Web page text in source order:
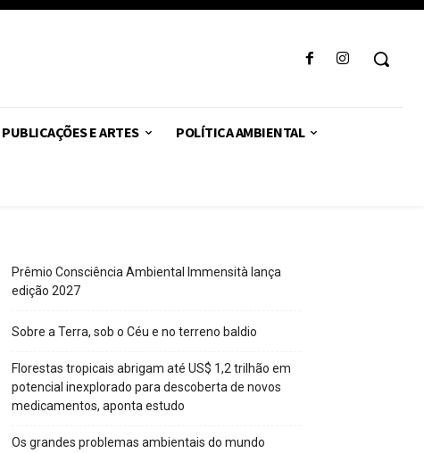
PUBLICAÇÕES E ARTES POLÍTICA AMBIENTAL
Prêmio Consciência Ambiental Immensità lança
edição 2027
Sobre a Terra, sob o Céu e no terreno baldio
Florestas tropicais abrigam até US$ 1,2 trilhão em
potencial inexplorado para descoberta de novos
medicamentos, aponta estudo
Os grandes problemas ambientais do mundo